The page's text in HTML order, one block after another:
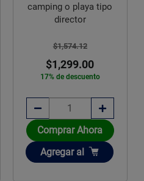
camping o playa tipo
director
$1,574.12
$1,299.00
17% de descuento
Comprar Ahora
Añadir
Agregar al